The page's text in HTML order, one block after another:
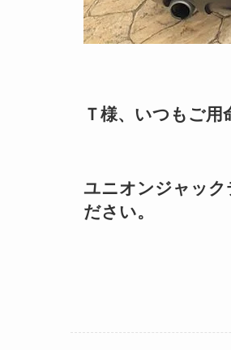
Ｔ様、いつもご用
ユニオンジャック
ださい。